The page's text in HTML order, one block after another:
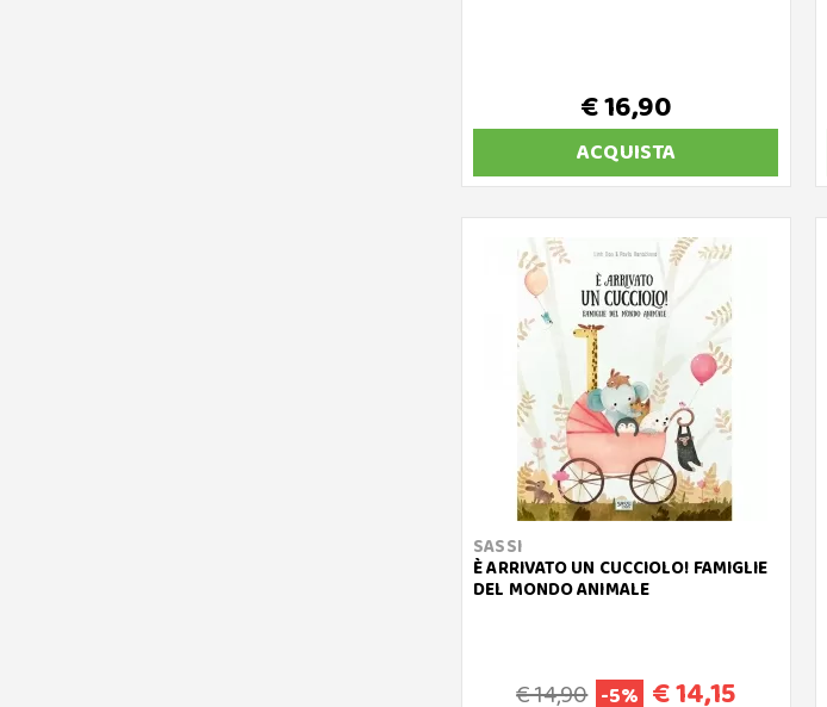
€ 16,90
ACQUISTA
SASSI
È ARRIVATO UN CUCCIOLO! FAMIGLIE
DEL MONDO ANIMALE
€ 14,90 -5% € 14,15